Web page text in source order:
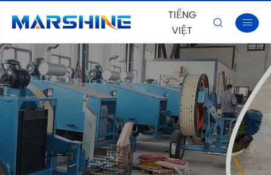
TIẾNG
VIỆT
 